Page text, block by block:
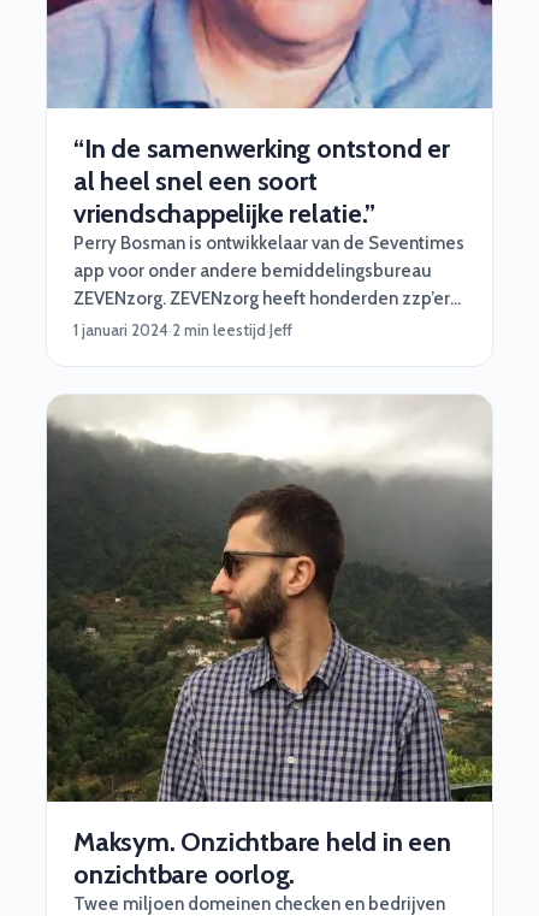
“In de samenwerking ontstond er
al heel snel een soort
vriendschappelijke relatie.”
Perry Bosman is ontwikkelaar van de Seventimes
app voor onder andere bemiddelingsbureau
ZEVENzorg. ZEVENzorg heeft honderden zzp’ers
die zich in zijn tool inschrijven voor een opdracht
natuurlijk. Toch zocht hij nog wel een partij - wij
dus - die voor hem de professionele cloud
hosting kon inrichten. In dit artikel lees je hoe hij
terugkijkt op deze mooie samenwerking!
1 januari 2024·2 min leestijd·Jeff
Maksym. Onzichtbare held in een
onzichtbare oorlog.
Twee miljoen domeinen checken en bedrijven